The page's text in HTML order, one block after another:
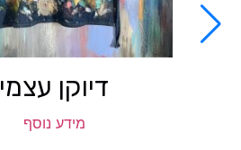
דיוקן עצמי
מידע נוסף